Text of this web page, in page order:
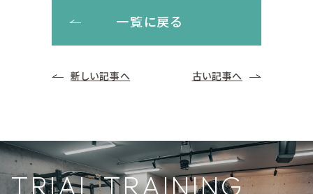
一覧に戻る
新しい記事へ 古い記事へ
TRIAL TRAINING